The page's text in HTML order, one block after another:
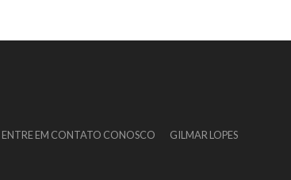
ENTRE EM CONTATO CONOSCO
GILMAR LOPES